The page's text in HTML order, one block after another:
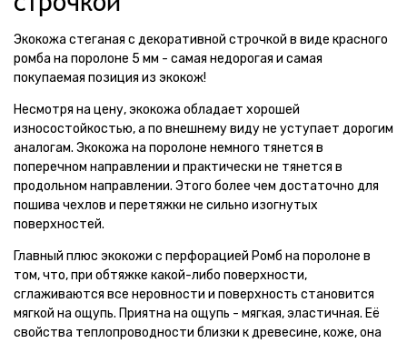
Экокожа стеганая с декоративной строчкой в виде красного
ромба на поролоне 5 мм - самая недорогая и самая
покупаемая позиция из экокож!
Несмотря на цену, экокожа обладает хорошей
износостойкостью, а по внешнему виду не уступает дорогим
аналогам. Экокожа на поролоне немного тянется в
поперечном направлении и практически не тянется в
продольном направлении. Этого более чем достаточно для
пошива чехлов и перетяжки не сильно изогнутых
поверхностей.
Главный плюс экокожи с перфорацией Ромб на поролоне в
том, что, при обтяжке какой-либо поверхности,
сглаживаются все неровности и поверхность становится
мягкой на ощупь. Приятна на ощупь - мягкая, эластичная. Её
свойства теплопроводности близки к древесине, коже, она